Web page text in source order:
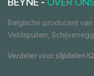
Belgische producent
Veldspuiten,
Verdeler voor slijtdelen